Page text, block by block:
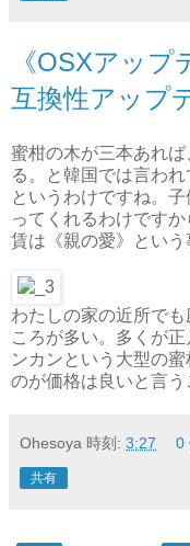
《OSXアッ
互換性アップ
蜜柑の木が三本あれ
る。と韓国では言わ
というわけですね。
ってくれるわけです
賃は《親の愛》という
わたしの家の近所で
ころが多い。多くが
ンカンという大型の
のが価格は良いと言う
Ohesoya 時刻: 3:27 0
共有